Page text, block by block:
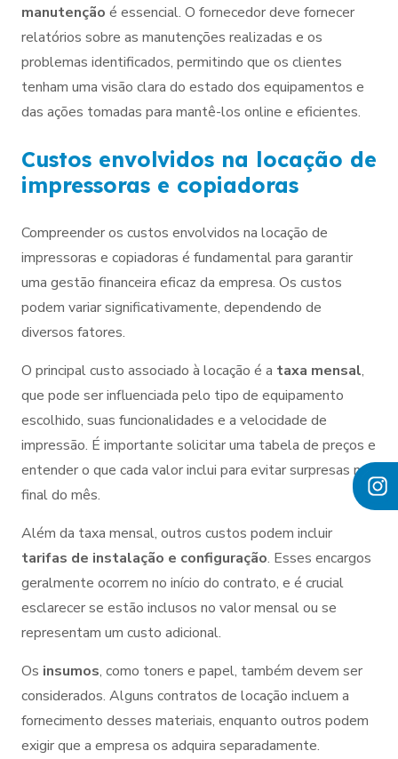
manutenção é essencial. O fornecedor deve fornecer
relatórios sobre as manutenções realizadas e os
problemas identificados, permitindo que os clientes
tenham uma visão clara do estado dos equipamentos e
das ações tomadas para mantê-los online e eficientes.
Custos envolvidos na locação de
impressoras e copiadoras
Compreender os custos envolvidos na locação de
impressoras e copiadoras é fundamental para garantir
uma gestão financeira eficaz da empresa. Os custos
podem variar significativamente, dependendo de
diversos fatores.
O principal custo associado à locação é a taxa mensal,
que pode ser influenciada pelo tipo de equipamento
escolhido, suas funcionalidades e a velocidade de
impressão. É importante solicitar uma tabela de preços e
entender o que cada valor inclui para evitar surpresas no
final do mês.
Além da taxa mensal, outros custos podem incluir
tarifas de instalação e configuração. Esses encargos
geralmente ocorrem no início do contrato, e é crucial
esclarecer se estão inclusos no valor mensal ou se
representam um custo adicional.
Os insumos, como toners e papel, também devem ser
considerados. Alguns contratos de locação incluem a
fornecimento desses materiais, enquanto outros podem
exigir que a empresa os adquira separadamente.